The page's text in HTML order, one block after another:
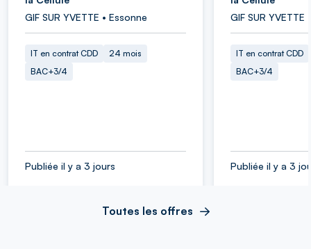
GIF SUR YVETTE • Essonne
IT en contrat CDD
24 mois
BAC+3/4
Publiée il y a 3 jours
GIF SUR YVETTE
IT en contrat CDD
BAC+3/4
Publiée il y a 3
Toutes les offres